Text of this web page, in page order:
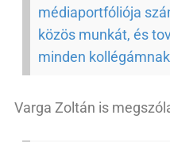
médiaportfóliója
közös munkát, és
minden
Varga Zoltán is